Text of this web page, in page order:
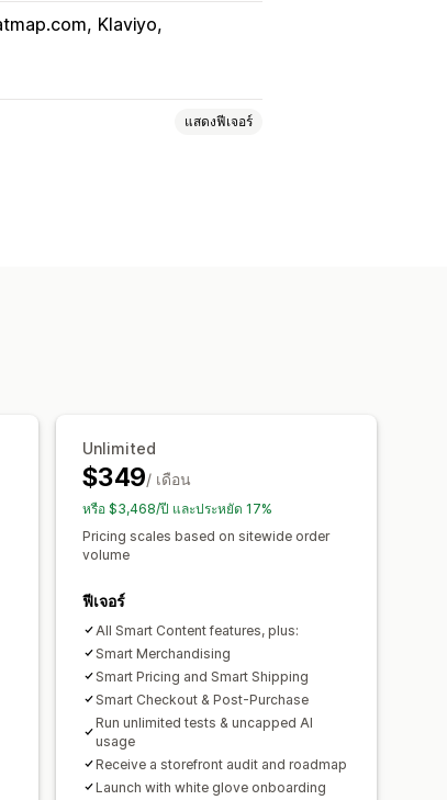
Klaviyo
แสดงฟีเจอร์
Unlimited
$349/ เดือน
หรือ $3,468/ปี และประหยัด 17%
Pricing scales based on sitewide order
volume
ฟีเจอร์
All Smart Content features, plus:
Smart Merchandising
Smart Pricing and Smart Shipping
Smart Checkout & Post-Purchase
Run unlimited tests & uncapped AI
usage
Receive a storefront audit and roadmap
Launch with white glove onboarding